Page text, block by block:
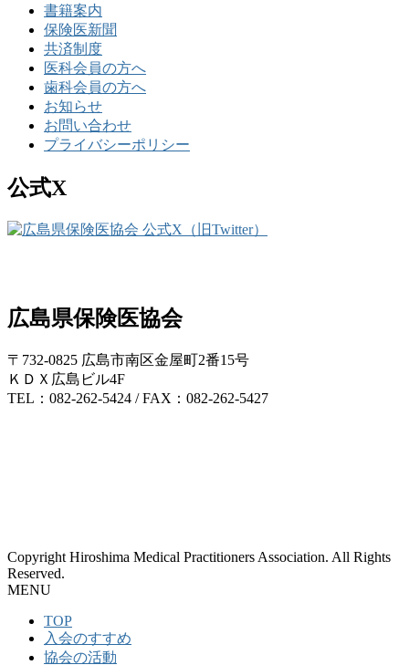
書籍案内
保険医新聞
共済制度
医科会員の方へ
歯科会員の方へ
お知らせ
お問い合わせ
プライバシーポリシー
公式X
広島県保険医協会
〒732-0825 広島市南区金屋町2番15号
ＫＤＸ広島ビル4F
TEL：082-262-5424 / FAX：082-262-5427
Copyright Hiroshima Medical Practitioners Association. All Rights
Reserved.
MENU
TOP
入会のすすめ
協会の活動